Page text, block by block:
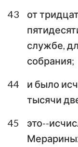
43
от
службе,
собрания;
44
и было
тысячи
45
это--